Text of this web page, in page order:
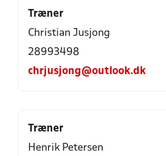
Træner
Christian Jusjong
28993498
chrjusjong@outlook.dk
Træner
Henrik Petersen